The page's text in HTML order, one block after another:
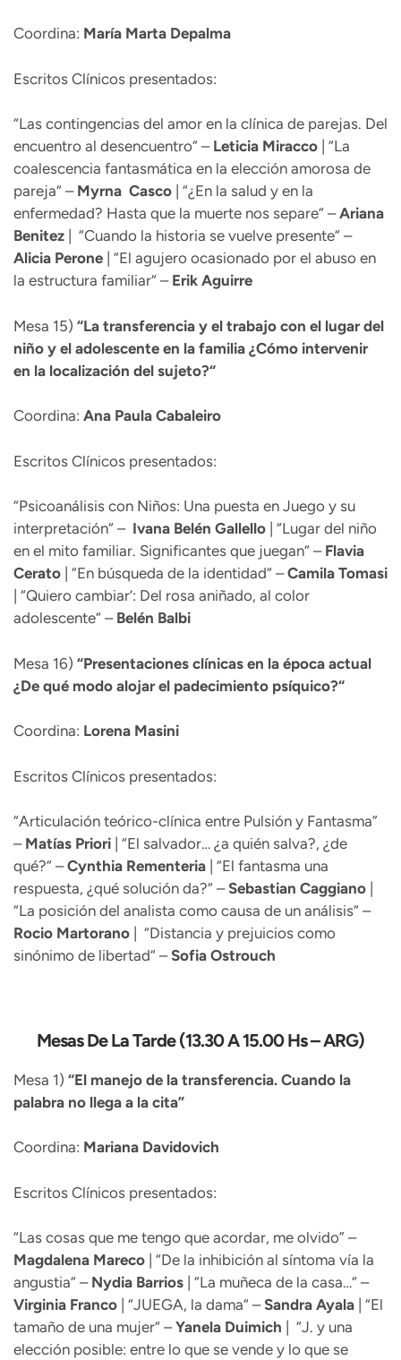
Coordina: María Marta Depalma
Escritos Clínicos presentados:
“Las contingencias del amor en la clínica de parejas. Del
encuentro al desencuentro“ – Leticia Miracco | “La
coalescencia fantasmática en la elección amorosa de
pareja“ – Myrna Casco | “¿En la salud y en la
enfermedad? Hasta que la muerte nos separe“ –Ariana
Benitez | “Cuando la historia se vuelve presente“ –
Alicia Perone | “El agujero ocasionado por el abuso en
la estructura familiar“ – Erik Aguirre
Mesa 15) “La transferencia y el trabajo con el lugar del
niño y el adolescente en la familia ¿Cómo intervenir
en la localización del sujeto?“
Coordina: Ana Paula Cabaleiro
Escritos Clínicos presentados:
“Psicoanálisis con Niños: Una puesta en Juego y su
interpretación“ – Ivana Belén Gallello | “Lugar del niño
en el mito familiar. Significantes que juegan“ – Flavia
Cerato | “En búsqueda de la identidad“ –Camila Tomasi
| “Quiero cambiar’: Del rosa aniñado, al color
adolescente“ – Belén Balbi
Mesa 16) “Presentaciones clínicas en la época actual
¿De qué modo alojar el padecimiento psíquico?“
Coordina: Lorena Masini
Escritos Clínicos presentados:
“Articulación teórico-clínica entre Pulsión y Fantasma”
–Matías Priori | “El salvador… ¿a quién salva?, ¿de
qué?“ –Cynthia Rementeria | “El fantasma una
respuesta, ¿qué solución da?“ –Sebastian Caggiano
“La posición del analista como causa de un análisis“ –
Rocio Martorano
| “Distancia y prejuicios como
sinónimo de libertad“ –Sofia Ostrouch
Mesas De La Tarde (13.30 A 15.00 Hs – ARG)
Mesa 1) “El manejo de la transferencia. Cuando la
palabra no llega a la cita”
Coordina: Mariana Davidovich
Escritos Clínicos presentados:
“Las cosas que me tengo que acordar, me olvido” –
Magdalena Mareco | “De la inhibición al síntoma vía la
angustia“ – Nydia Barrios | “La muñeca de la casa…“ –
Virginia Franco | “JUEGA, la dama“ –Sandra Ayala | “El
tamaño de una mujer“ –Yanela Duimich
| “J. y una
elección posible: entre lo que se vende y lo que se